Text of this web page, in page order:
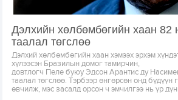
Дэлхийн хөлбөмбөгийн хаан 82
таалал төгслөө
Дэлхий хөлбөмбөгийн хаан хэмээх эрхэм
хүлээсэн Бразилын домог тамирчин,
довтлогч Пеле буюу Эдсон Арантис ду
таалал төгслөө. Тэрбээр өнгөрсөн онд бүдүүн
өвчилж, мэс засалд орсон ч эмчилгээ нь үр